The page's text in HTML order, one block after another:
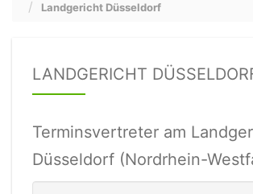
Landgericht Düsseldorf
LANDGERICHT
Terminsvertreter am
Düsseldorf (Nordrhein-